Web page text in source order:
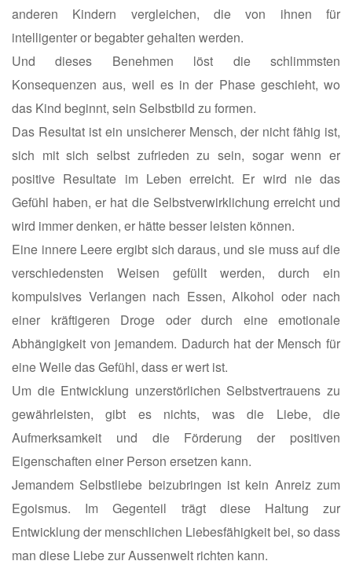
anderen Kindern vergleichen, die von ihnen für
intelligenter or begabter gehalten werden.
Und dieses Benehmen löst die schlimmsten
Konsequenzen aus, weil es in der Phase geschieht, wo
das Kind beginnt, sein Selbstbild zu formen.
Das Resultat ist ein unsicherer Mensch, der nicht fähig ist,
sich mit sich selbst zufrieden zu sein, sogar wenn er
positive Resultate im Leben erreicht. Er wird nie das
Gefühl haben, er hat die Selbstverwirklichung erreicht und
wird immer denken, er hätte besser leisten können.
Eine innere Leere ergibt sich daraus, und sie muss auf die
verschiedensten Weisen gefüllt werden, durch ein
kompulsives Verlangen nach Essen, Alkohol oder nach
einer kräftigeren Droge oder durch eine emotionale
Abhängigkeit von jemandem. Dadurch hat der Mensch für
eine Weile das Gefühl, dass er wert ist.
Um die Entwicklung unzerstörlichen Selbstvertrauens zu
gewährleisten, gibt es nichts, was die Liebe, die
Aufmerksamkeit und die Förderung der positiven
Eigenschaften einer Person ersetzen kann.
Jemandem Selbstliebe beizubringen ist kein Anreiz zum
Egoismus. Im Gegenteil trägt diese Haltung zur
Entwicklung der menschlichen Liebesfähigkeit bei, so dass
man diese Liebe zur Aussenwelt richten kann.